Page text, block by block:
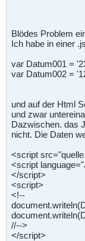
Blödes Problem
Ich habe in einer
var Datum001 =
var Datum002 =
und auf der Html
und zwar
Dazwischen. das
nicht. Die Daten
<script
<script
</script>
<script>
<!--
//-->
</script>